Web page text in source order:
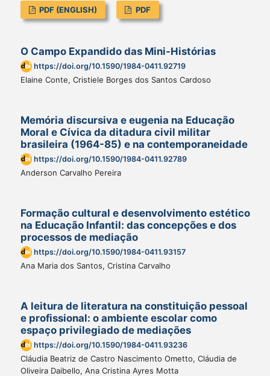
PDF (ENGLISH) PDF
O Campo Expandido das Mini-Histórias
https://doi.org/10.1590/1984-0411.92719
Elaine Conte, Cristiele Borges dos Santos Cardoso
Memória discursiva e eugenia na Educação
Moral e Cívica da ditadura civil militar
brasileira (1964-85) e na contemporaneidade
https://doi.org/10.1590/1984-0411.92789
Anderson Carvalho Pereira
Formação cultural e desenvolvimento estético
na Educação Infantil: das concepções e dos
processos de mediação
https://doi.org/10.1590/1984-0411.93157
Ana Maria dos Santos, Cristina Carvalho
A leitura de literatura na constituição pessoal
e profissional: o ambiente escolar como
espaço privilegiado de mediações
https://doi.org/10.1590/1984-0411.93236
Cláudia Beatriz de Castro Nascimento Ometto, Cláudia de
Oliveira Daibello, Ana Cristina Ayres Motta